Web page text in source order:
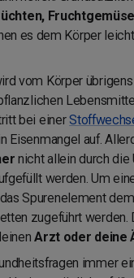
es dem Körper
vom Körper
bei einer
Eisenmangel auf.
nicht allein durch die
werden. Um
Spurenelement
zugeführt werden.
Arzt oder deine
immer